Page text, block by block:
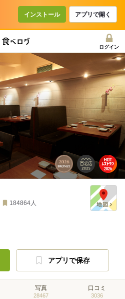
インストール アプリで開く
ログイン
184864人
アプリで保存
写真
28467
口コミ
3036